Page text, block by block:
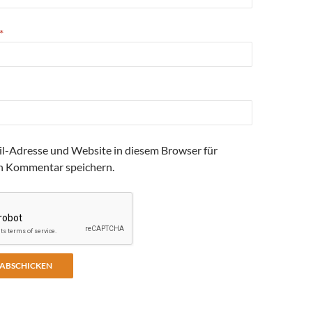
*
Adresse und Website in diesem Browser für
Kommentar speichern.